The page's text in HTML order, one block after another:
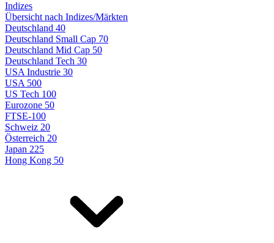
Indizes
Übersicht nach Indizes/Märkten
Deutschland 40
Deutschland Small Cap 70
Deutschland Mid Cap 50
Deutschland Tech 30
USA Industrie 30
USA 500
US Tech 100
Eurozone 50
FTSE-100
Schweiz 20
Österreich 20
Japan 225
Hong Kong 50